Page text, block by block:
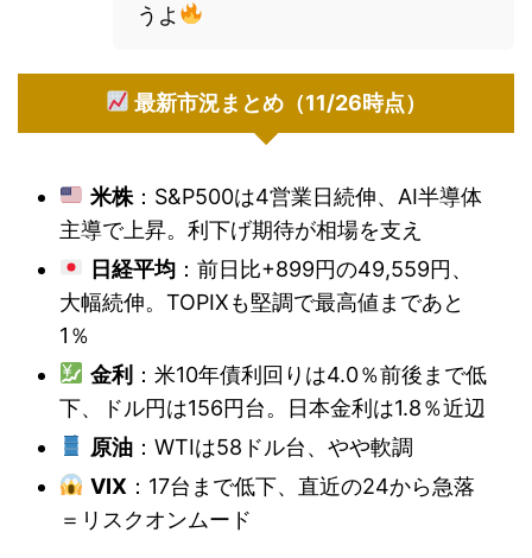
うよ
最新市況まとめ（11/26時点）
米株：S&P500は4営業日続伸、AI半導体
主導で上昇。利下げ期待が相場を支え
日経平均：前日比+899円の49,559円、
大幅続伸。TOPIXも堅調で最高値まであと
1％
金利 ：米10年債利回りは4.0％前後まで低
下、ドル円は156円台。日本金利は1.8％近辺
原油：WTIは58ドル台、やや軟調
VIX ：17台まで低下、直近の24から急落
＝リスクオンムード